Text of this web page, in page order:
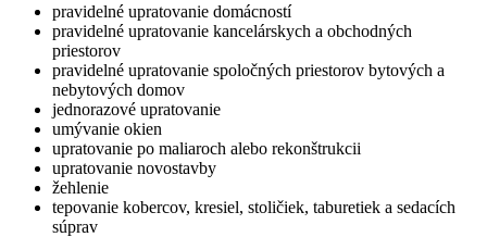
pravidelné upratovanie domácností
pravidelné upratovanie kancelárskych a obchodných
priestorov
pravidelné upratovanie spoločných priestorov bytových a
nebytových domov
jednorazové upratovanie
umývanie okien
upratovanie po maliaroch alebo rekonštrukcii
upratovanie novostavby
žehlenie
tepovanie kobercov, kresiel, stoličiek, taburetiek a sedacích
súprav